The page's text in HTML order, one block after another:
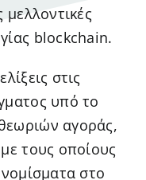
μελλοντικές
blockchain.
στις
υπό το
αγοράς,
τους οποίους
στο